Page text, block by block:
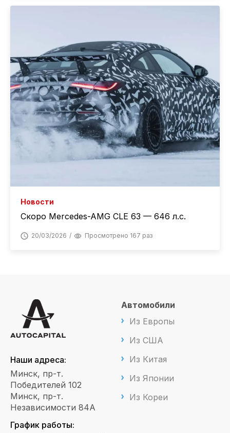
Новости
Скоро Mercedes-AMG CLE 63 — 646 л.с.
20/03/2026 Просмотрено 167 раз
Наши адреса:
Минск, пр-т.
Победителей 102
Минск, пр-т.
Независимости 84А
График работы:
Автомобили
Из Европы
Из США
Из Китая
Из Японии
Из Кореи